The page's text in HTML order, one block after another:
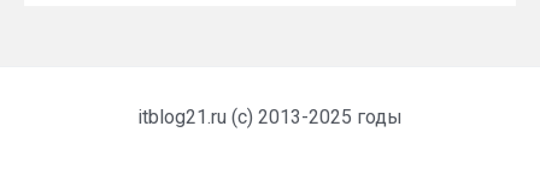
itblog21.ru (c) 2013-2025 годы